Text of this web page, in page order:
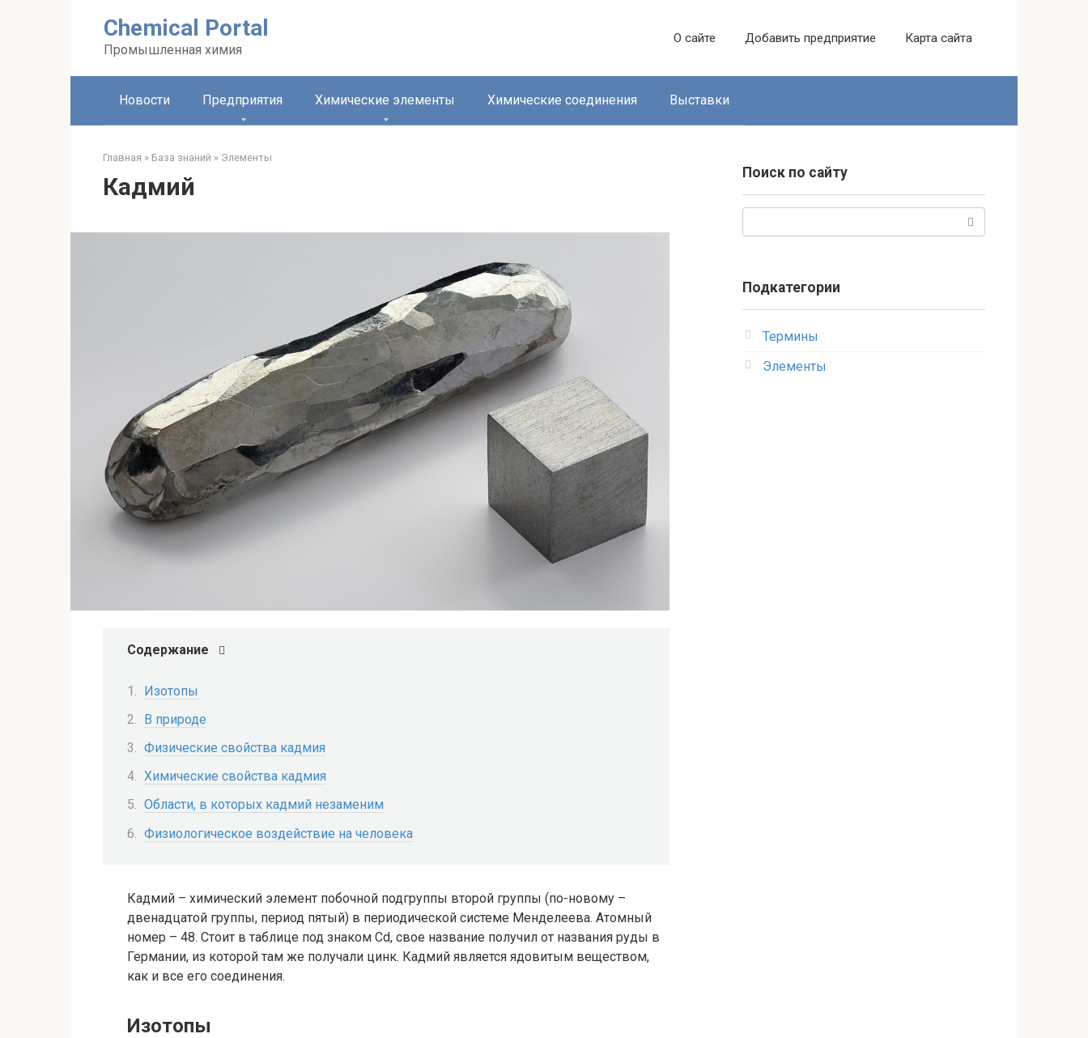
Chemical Portal
Промышленная химия
О сайте Добавить предприятие Карта сайта
Новости Предприятия Химические элементы Химические соединения Выставки
Главная » База знаний » Элементы
Кадмий
Содержание
Изотопы
В природе
Физические свойства кадмия
Химические свойства кадмия
Области, в которых кадмий незаменим
Физиологическое воздействие на человека
Кадмий – химический элемент побочной подгруппы второй группы (по-новому –
двенадцатой группы, период пятый) в периодической системе Менделеева. Атомный
номер – 48. Стоит в таблице под знаком Cd, свое название получил от названия руды в
Германии, из которой там же получали цинк. Кадмий является ядовитым веществом,
как и все его соединения.
Изотопы
Поиск по сайту
Подкатегории
Термины
Элементы